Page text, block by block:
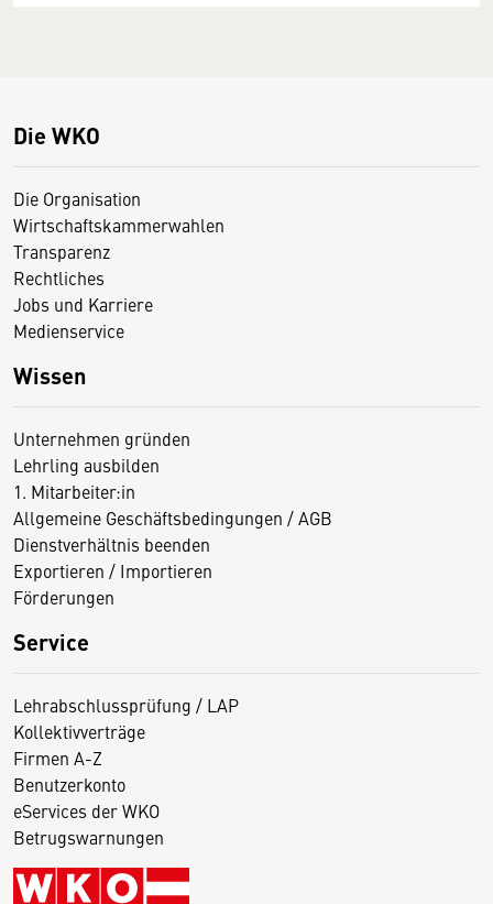
Die WKO
Die Organisation
Wirtschaftskammerwahlen
Transparenz
Rechtliches
Jobs und Karriere
Medienservice
Wissen
Unternehmen gründen
Lehrling ausbilden
1. Mitarbeiter:in
Allgemeine Geschäftsbedingungen / AGB
Dienstverhältnis beenden
Exportieren / Importieren
Förderungen
Service
Lehrabschlussprüfung / LAP
Kollektivverträge
Firmen A-Z
Benutzerkonto
eServices der WKO
Betrugswarnungen